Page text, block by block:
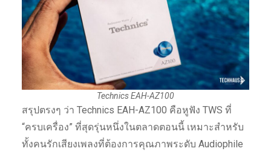
Technics EAH-AZ100
สรุปตรงๆ ว่า Technics EAH-AZ100 คือหูฟัง TWS ที่
“ครบเครื่อง” ที่สุดรุ่นหนึ่งในตลาดตอนนี้ เหมาะสำหรับ
ทั้งคนรักเสียงเพลงที่ต้องการคุณภาพระดับ Audiophile